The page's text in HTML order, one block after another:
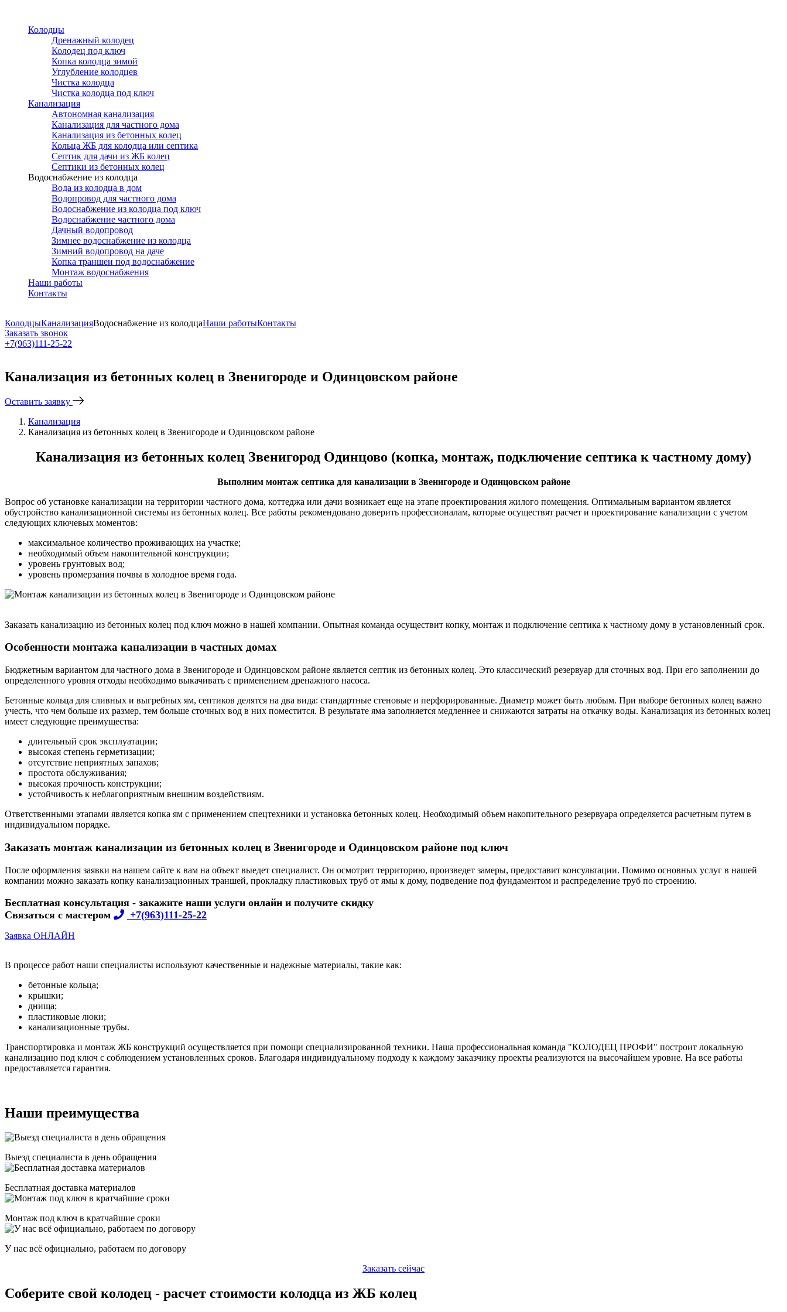
основному
содержанию
Колодцы
Дренажный колодец
Колодец под ключ
Копка колодца зимой
Углубление колодцев
Чистка колодца
Чистка колодца под ключ
Канализация
Автономная канализация
Канализация для частного дома
Канализация из бетонных колец
Кольца ЖБ для колодца или септика
Септик для дачи из ЖБ колец
Септики из бетонных колец
Водоснабжение из колодца
Вода из колодца в дом
Водопровод для частного дома
Водоснабжение из колодца под ключ
Водоснабжение частного дома
Дачный водопровод
Зимнее водоснабжение из колодца
Зимний водопровод на даче
Копка траншеи под водоснабжение
Монтаж водоснабжения
Наши работы
Контакты
КолодцыКанализацияВодоснабжение из колодцаНаши работыКонтакты
Заказать звонок
+7(963)111-25-22
Канализация из бетонных колец в Звенигороде и Одинцовском районе
Оставить заявку
Канализация
Канализация из бетонных колец в Звенигороде и Одинцовском районе
Канализация из бетонных колец Звенигород Одинцово (копка, монтаж, подключение септика к частному дому)
Выполним монтаж септика для канализации в Звенигороде и Одинцовском районе
Вопрос об установке канализации на территории частного дома, коттеджа или дачи возникает еще на этапе проектирования жилого помещения. Оптимальным вариантом является
обустройство канализационной системы из бетонных колец. Все работы рекомендовано доверить профессионалам, которые осуществят расчет и проектирование канализации с учетом
следующих ключевых моментов:
максимальное количество проживающих на участке;
необходимый объем накопительной конструкции;
уровень грунтовых вод;
уровень промерзания почвы в холодное время года.
Заказать канализацию из бетонных колец под ключ можно в нашей компании. Опытная команда осуществит копку, монтаж и подключение септика к частному дому в установленный срок.
Особенности монтажа канализации в частных домах
Бюджетным вариантом для частного дома в Звенигороде и Одинцовском районе является септик из бетонных колец. Это классический резервуар для сточных вод. При его заполнении до
определенного уровня отходы необходимо выкачивать с применением дренажного насоса.
Бетонные кольца для сливных и выгребных ям, септиков делятся на два вида: стандартные стеновые и перфорированные. Диаметр может быть любым. При выборе бетонных колец важно
учесть, что чем больше их размер, тем больше сточных вод в них поместится. В результате яма заполняется медленнее и снижаются затраты на откачку воды. Канализация из бетонных колец
имеет следующие преимущества:
длительный срок эксплуатации;
высокая степень герметизации;
отсутствие неприятных запахов;
простота обслуживания;
высокая прочность конструкции;
устойчивость к неблагоприятным внешним воздействиям.
Ответственными этапами является копка ям с применением спецтехники и установка бетонных колец. Необходимый объем накопительного резервуара определяется расчетным путем в
индивидуальном порядке.
Заказать монтаж канализации из бетонных колец в Звенигороде и Одинцовском районе под ключ
После оформления заявки на нашем сайте к вам на объект выедет специалист. Он осмотрит территорию, произведет замеры, предоставит консультации. Помимо основных услуг в нашей
компании можно заказать копку канализационных траншей, прокладку пластиковых труб от ямы к дому, подведение под фундаментом и распределение труб по строению.
Бесплатная консультация - закажите наши услуги онлайн и получите скидку
Связаться с мастером
+7(963)111-25-22
Заявка ОНЛАЙН
В процессе работ наши специалисты используют качественные и надежные материалы, такие как:
бетонные кольца;
крышки;
днища;
пластиковые люки;
канализационные трубы.
Транспортировка и монтаж ЖБ конструкций осуществляется при помощи специализированной техники. Наша профессиональная команда "КОЛОДЕЦ ПРОФИ" построит локальную
канализацию под ключ с соблюдением установленных сроков. Благодаря индивидуальному подходу к каждому заказчику проекты реализуются на высочайшем уровне. На все работы
предоставляется гарантия.
Наши преимущества
Выезд специалиста в день обращения
Бесплатная доставка материалов
Монтаж под ключ в кратчайшие сроки
У нас всё официально, работаем по договору
Заказать сейчас
Соберите свой колодец - расчет стоимости колодца из ЖБ колец